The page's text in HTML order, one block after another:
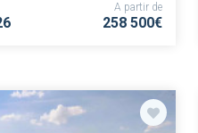
A partir de
258 500€